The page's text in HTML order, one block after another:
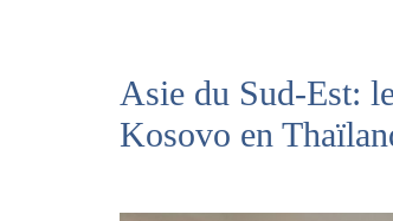
Asie du Sud-Est:
Kosovo en